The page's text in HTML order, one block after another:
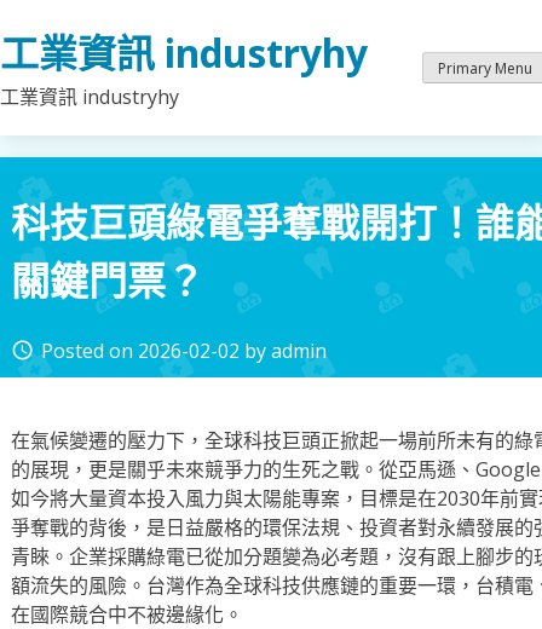
to
content
工業資訊 industryhy
工業資訊 industryhy
Primary Menu
科技巨頭綠電爭奪戰開打！誰
關鍵門票？
access_time Posted on 2026-02-02 byadmin
在氣候變遷的壓力下，全球科技巨頭正掀起一場前所未有的
的展現，更是關乎未來競爭力的生死之戰。從亞馬遜、
如今將大量資本投入風力與太陽能專案，目標是在2030年前
爭奪戰的背後，是日益嚴格的環保法規、投資者對永續發展
青睞。企業採購綠電已從加分題變為必考題，沒有跟上腳步
額流失的風險。台灣作為全球科技供應鏈的重要一環，台積
在國際競合中不被邊緣化。